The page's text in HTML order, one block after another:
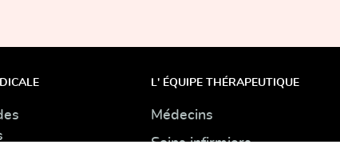
L' ÉQUIPE THÉRAPEUTIQUE
Médecins
Soins infirmiers